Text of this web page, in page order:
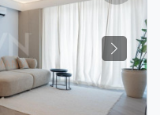
Next